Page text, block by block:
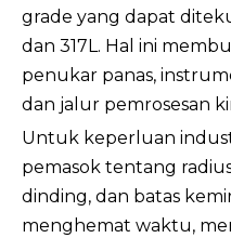
grade yang dapat
dan 317L. Hal ini
penukar panas,
dan jalur pemrosesan
Untuk keperluan
pemasok tentang
dinding, dan batas
menghemat waktu,